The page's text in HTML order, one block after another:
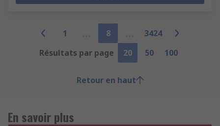
1 8
3424
Résultats par page
20 50 100
Retour en haut
En savoir plus